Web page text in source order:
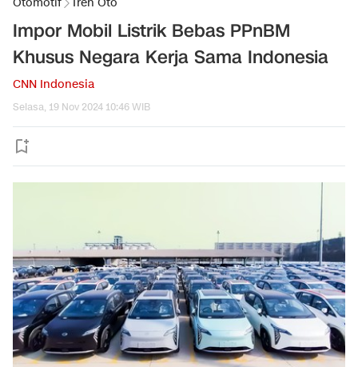
Impor Mobil Listrik Bebas PPnBM
Khusus Negara Kerja Sama Indonesia
CNN Indonesia
Selasa, 19 Nov 2024 10:46 WIB